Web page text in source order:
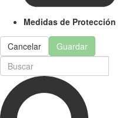
Medidas de Protección
Cancelar Guardar